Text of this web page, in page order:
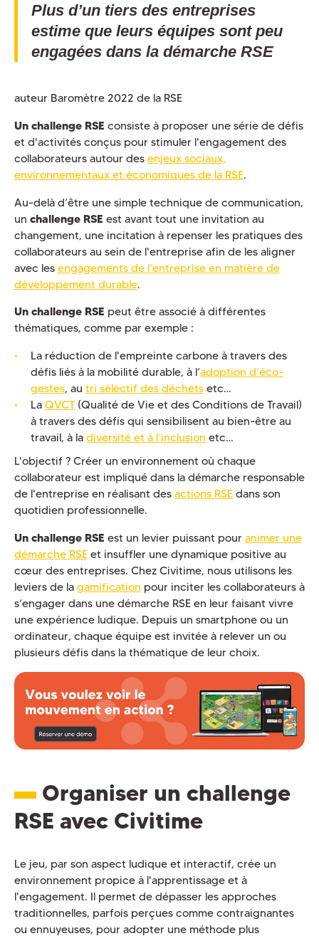
Plus d’un tiers des entreprises
estime que leurs équipes sont peu
engagées dans la démarche RSE
auteur Baromètre 2022 de la RSE
Un challenge RSE consiste à proposer une série de défis
et d'activités conçus pour stimuler l'engagement des
collaborateurs autour des enjeux sociaux,
environnementaux et économiques de la RSE.
Au-delà d’être une simple technique de communication,
un challenge RSE est avant tout une invitation au
changement, une incitation à repenser les pratiques des
collaborateurs au sein de l'entreprise afin de les aligner
avec les engagements de l’entreprise en matière de
développement durable.
Un challenge RSE peut être associé à différentes
thématiques, comme par exemple :
La réduction de l'empreinte carbone à travers des
défis liés à la mobilité durable, à l’adoption d’éco-
gestes, autri sélectif des déchets etc…
LaQVCT (Qualité de Vie et des Conditions de Travail)
à travers des défis qui sensibilisent au bien-être au
travail, à ladiversité et à l’inclusion etc…
L'objectif ? Créer un environnement où chaque
collaborateur est impliqué dans la démarche responsable
de l'entreprise en réalisant des actions RSEdans son
quotidien professionnelle.
Un challenge RSE est un levier puissant pour animer une
démarche RSEet insuffler une dynamique positive au
cœur des entreprises. Chez Civitime, nous utilisons les
leviers de la gamification pour inciter les collaborateurs à
s’engager dans une démarche RSE en leur faisant vivre
une expérience ludique. Depuis un smartphone ou un
ordinateur, chaque équipe est invitée à relever un ou
plusieurs défis dans la thématique de leur choix.
Organiser un challenge
RSE avec Civitime
Le jeu, par son aspect ludique et interactif, crée un
environnement propice à l'apprentissage et à
l'engagement. Il permet de dépasser les approches
traditionnelles, parfois perçues comme contraignantes
ou ennuyeuses, pour adopter une méthode plus